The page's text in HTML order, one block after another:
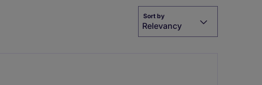
Sort by
Relevancy